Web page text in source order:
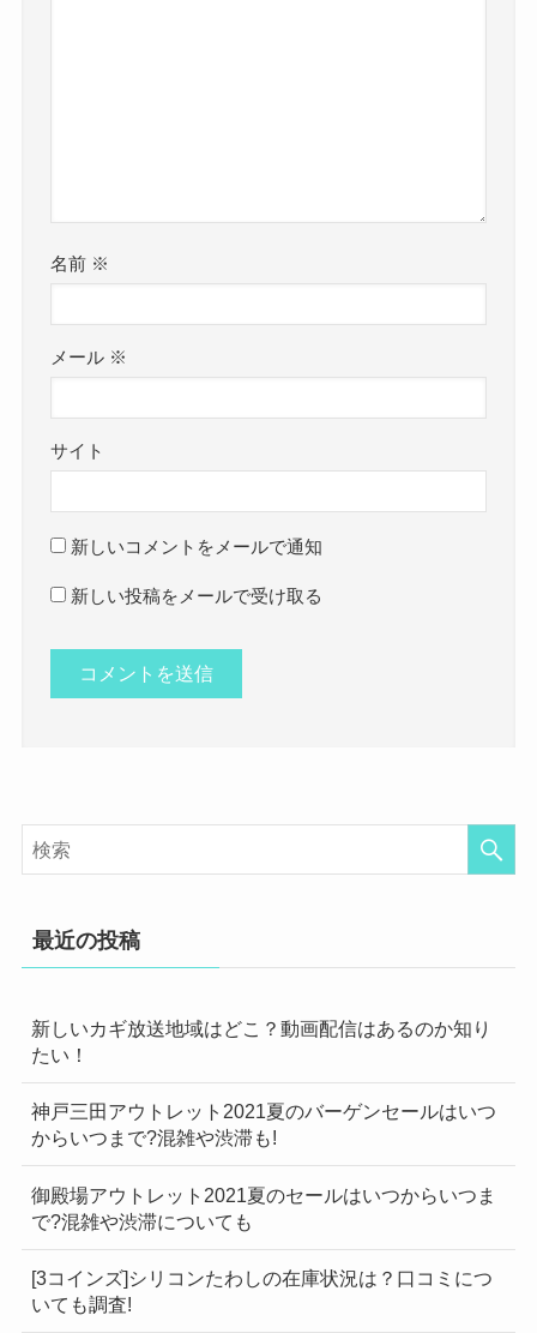
名前 ※
メール ※
サイト
新しいコメントをメールで通知
新しい投稿をメールで受け取る
最近の投稿
新しいカギ放送地域はどこ？動画配信はあるのか知り
たい！
神戸三田アウトレット2021夏のバーゲンセールはいつ
からいつまで?混雑や渋滞も!
御殿場アウトレット2021夏のセールはいつからいつま
で?混雑や渋滞についても
[3コインズ]シリコンたわしの在庫状況は？口コミにつ
いても調査!